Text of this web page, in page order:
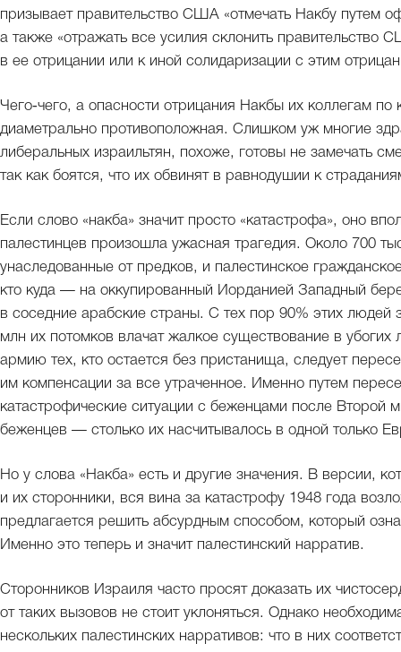
призывает правительство США «отмечать Накбу путем
а также «отражать все усилия склонить
в ее отрицании или к иной солидаризации с этим
Чего‑чего, а опасности отрицания Накбы их коллегам по
диаметрально противоположная. Слишком уж многие
либеральных израильтян, похоже, готовы не замечать
так как боятся, что их обвинят в равнодушии к
Если слово «накба» значит просто «катастрофа», оно
палестинцев произошла ужасная трагедия. Около 700
унаследованные от предков, и палестинское
кто куда — на оккупированный Иорданией Западный
в соседние арабские страны. С тех пор 90% этих
млн их потомков влачат жалкое существование в
армию тех, кто остается без пристанища, следует
им компенсации за все утраченное. Именно путем
катастрофические ситуации с беженцами после Второй
беженцев — столько их насчитывалось в одной только
Но у слова «Накба» есть и другие значения. В версии,
и их сторонники, вся вина за катастрофу 1948 года
предлагается решить абсурдным способом, который
Именно это теперь и значит палестинский нарратив.
Сторонников Израиля часто просят доказать их
от таких вызовов не стоит уклоняться. Однако
нескольких палестинских нарративов: что в них